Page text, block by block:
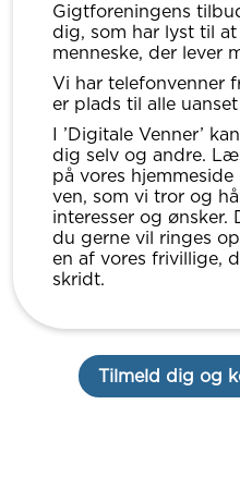
Gigtforeningens
dig, som har lyst til
menneske, der lever
Vi har telefonvenner
er plads til alle uanset
I ’Digitale Venner’
dig selv og andre.
på vores
ven, som vi tror og
interesser og ønsker.
du gerne vil ringes
en af vores frivillige,
skridt.
Tilmeld dig og